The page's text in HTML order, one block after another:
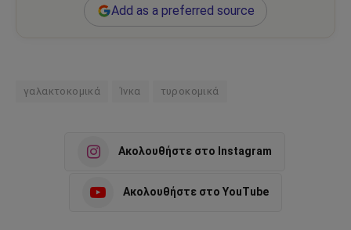
Add as a preferred source
γαλακτοκομικά Ίνκα τυροκομικά
Ακολουθήστε στο Instagram
Ακολουθήστε στο YouTube